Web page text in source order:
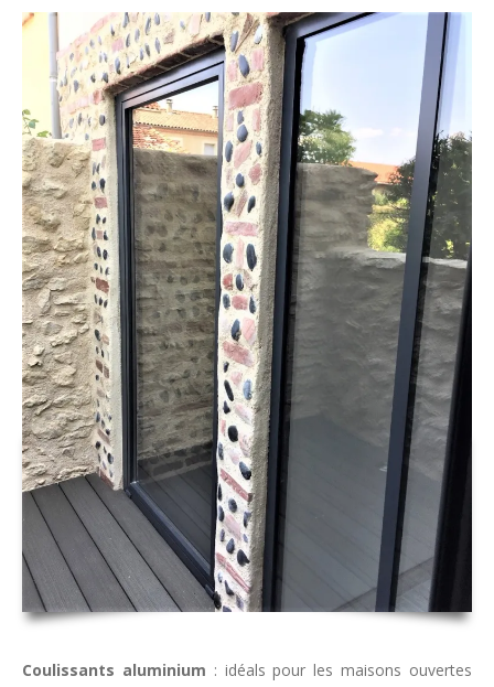
Coulissants aluminium : idéals pour les maisons ouvertes